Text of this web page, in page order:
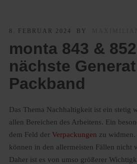
8. FEBRUAR 2024 BY
monta 843 &
nächste
Packband
Das Thema Nachhaltigkeit ist ein stetig
allen Bereichen des Arbeitens. Ein
dem Feld der Verpackungen zu
können in den allermeisten Fällen nicht
Daher ist es von umso größerer